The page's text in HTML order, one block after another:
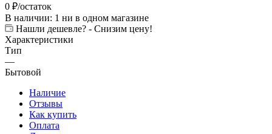
0 ₽/остаток
В наличии: 1 ни в одном магазине
Нашли дешевле? - Снизим цену!
Характеристики
Тип
—
Бытовой
Наличие
Отзывы
Как купить
Оплата